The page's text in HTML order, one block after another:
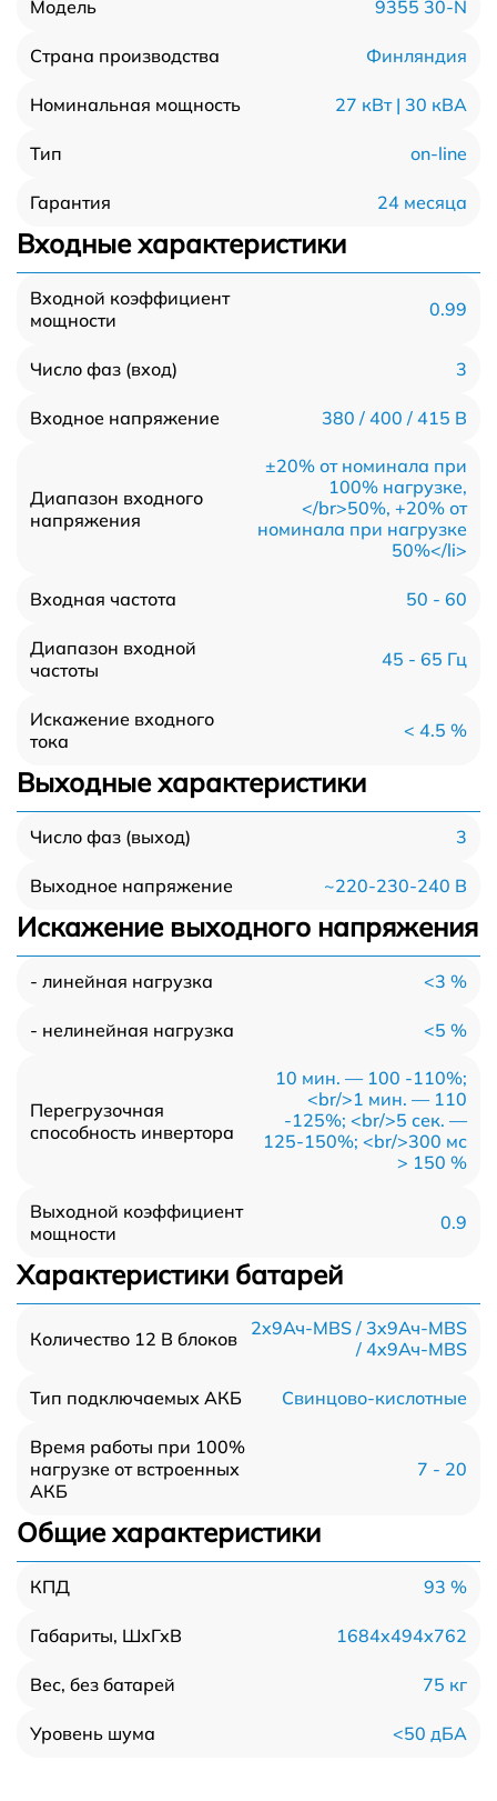
Модель 9355 30-N
Страна производства Финляндия
Номинальная мощность 27 кВт | 30 кВА
Тип on-line
Гарантия 24 месяца
Входные характеристики
Входной коэффициент
мощности
0.99
Число фаз (вход) 3
Входное напряжение 380 / 400 / 415 В
Диапазон входного
напряжения
±20% от номинала при
100% нагрузке,
</br>50%, +20% от
номинала при нагрузке
50%</li>
Входная частота 50 - 60
Диапазон входной
частоты
45 - 65 Гц
Искажение входного
тока
< 4.5 %
Выходные характеристики
Число фаз (выход) 3
Выходное напряжение ~220-230-240 В
Искажение выходного напряжения
- линейная нагрузка <3 %
- нелинейная нагрузка <5 %
Перегрузочная
способность инвертора
10 мин. — 100 -110%;
<br/>1 мин. — 110
-125%; <br/>5 сек. —
125-150%; <br/>300 мс
> 150 %
Выходной коэффициент
мощности
0.9
Характеристики батарей
Количество 12 В блоков
2x9Ач-MBS / 3x9Ач-MBS
/ 4x9Ач-MBS
Тип подключаемых АКБ Свинцово-кислотные
Время работы при 100%
нагрузке от встроенных
АКБ
7 - 20
Общие характеристики
КПД 93 %
Габариты, ШхГхВ 1684x494x762
Вес, без батарей 75 кг
Уровень шума <50 дБА